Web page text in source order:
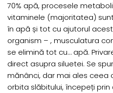
70% apă, procesele
vitaminele (majoritatea)
în apă și tot cu ajutorul
organism – , musculatura
se elimină tot cu… apă.
direct asupra siluetei. Se
mănânci, dar mai ales ceea
orbita slăbitului, începeți